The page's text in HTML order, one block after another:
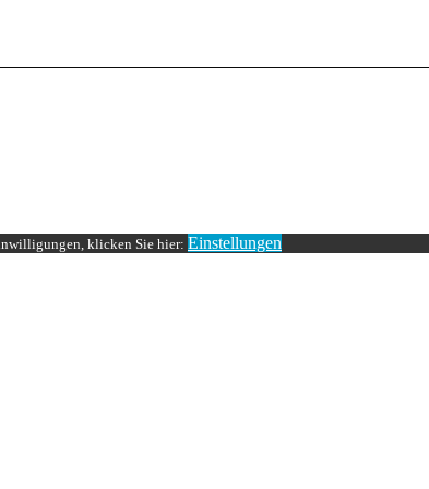
klicken Sie hier: Einstellungen